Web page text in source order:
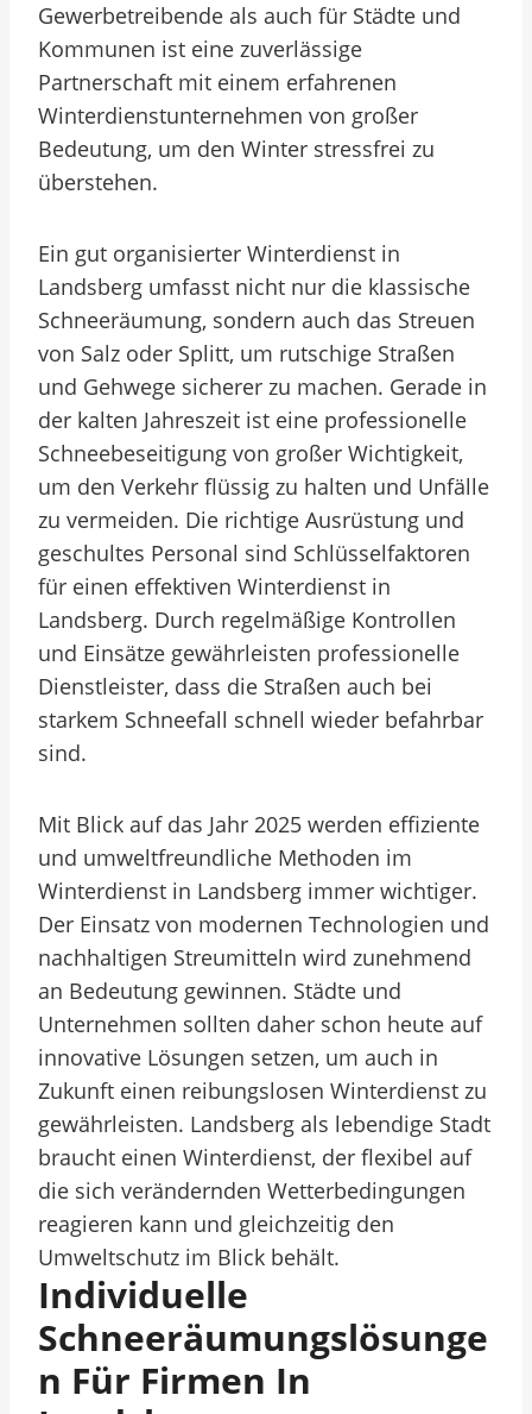
Gewerbetreibende als auch für Städte und
Kommunen ist eine zuverlässige
Partnerschaft mit einem erfahrenen
Winterdienstunternehmen von großer
Bedeutung, um den Winter stressfrei zu
überstehen.
Ein gut organisierter Winterdienst in
Landsberg umfasst nicht nur die klassische
Schneeräumung, sondern auch das Streuen
von Salz oder Splitt, um rutschige Straßen
und Gehwege sicherer zu machen. Gerade in
der kalten Jahreszeit ist eine professionelle
Schneebeseitigung von großer Wichtigkeit,
um den Verkehr flüssig zu halten und Unfälle
zu vermeiden. Die richtige Ausrüstung und
geschultes Personal sind Schlüsselfaktoren
für einen effektiven Winterdienst in
Landsberg. Durch regelmäßige Kontrollen
und Einsätze gewährleisten professionelle
Dienstleister, dass die Straßen auch bei
starkem Schneefall schnell wieder befahrbar
sind.
Mit Blick auf das Jahr 2025 werden effiziente
und umweltfreundliche Methoden im
Winterdienst in Landsberg immer wichtiger.
Der Einsatz von modernen Technologien und
nachhaltigen Streumitteln wird zunehmend
an Bedeutung gewinnen. Städte und
Unternehmen sollten daher schon heute auf
innovative Lösungen setzen, um auch in
Zukunft einen reibungslosen Winterdienst zu
gewährleisten. Landsberg als lebendige Stadt
braucht einen Winterdienst, der flexibel auf
die sich verändernden Wetterbedingungen
reagieren kann und gleichzeitig den
Umweltschutz im Blick behält.
Individuelle
Schneeräumungslösunge
N Für Firmen In